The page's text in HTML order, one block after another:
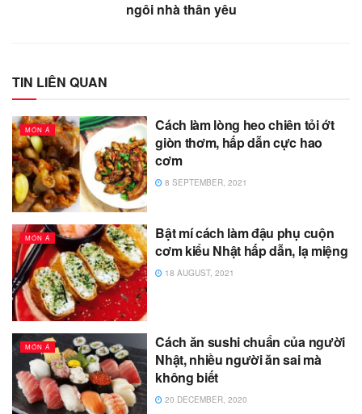
ngôi nhà thân yêu
TIN LIÊN QUAN
MÓN Á
Cách làm lòng heo chiên tỏi ớt
giòn thơm, hấp dẫn cực hao
cơm
8 SEPTEMBER, 2021
MÓN Á
Bật mí cách làm đậu phụ cuộn
cơm kiểu Nhật hấp dẫn, lạ miệng
18 AUGUST, 2021
MÓN Á
Cách ăn sushi chuẩn của người
Nhật, nhiều người ăn sai mà
không biết
20 DECEMBER, 2020